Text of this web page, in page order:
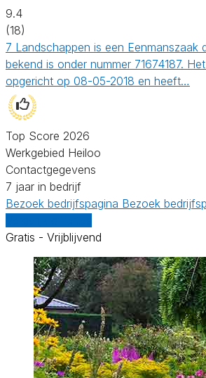
9.4
(18)
7 Landschappen is een Eenmanszaak
bekend is onder nummer 71674187.
opgericht op 08-05-2018 en heeft…
Top Score 2026
Werkgebied Heiloo
Contactgegevens
7 jaar in bedrijf
Bezoek bedrijfspagina Bezoek
Gratis - Vrijblijvend